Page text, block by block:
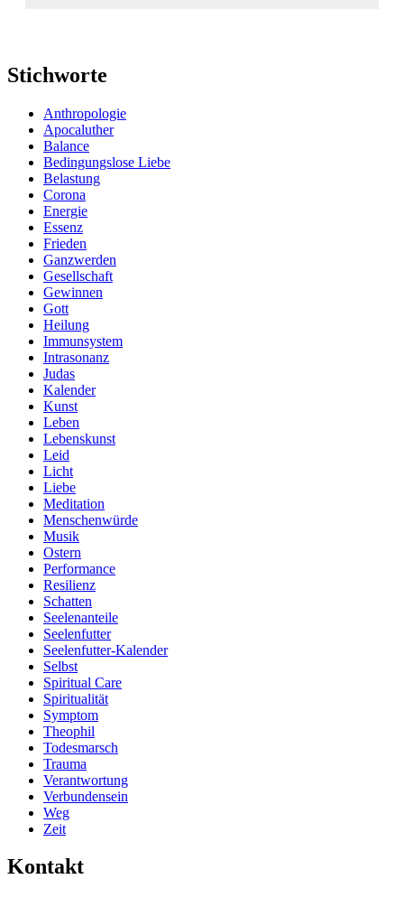
Stichworte
Anthropologie
Apocaluther
Balance
Bedingungslose Liebe
Belastung
Corona
Energie
Essenz
Frieden
Ganzwerden
Gesellschaft
Gewinnen
Gott
Heilung
Immunsystem
Intrasonanz
Judas
Kalender
Kunst
Leben
Lebenskunst
Leid
Licht
Liebe
Meditation
Menschenwürde
Musik
Ostern
Performance
Resilienz
Schatten
Seelenanteile
Seelenfutter
Seelenfutter-Kalender
Selbst
Spiritual Care
Spiritualität
Symptom
Theophil
Todesmarsch
Trauma
Verantwortung
Verbundensein
Weg
Zeit
Kontakt